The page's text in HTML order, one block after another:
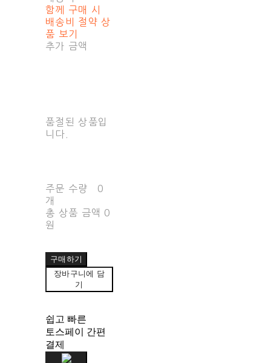
함께 구매 시
배송비 절약 상
품 보기
추가 금액
품절된 상품입
니다.
주문 수량
0
개
총 상품 금액 0
원
구매하기
장바구니에 담
기
쉽고 빠른
토스페이 간편
결제